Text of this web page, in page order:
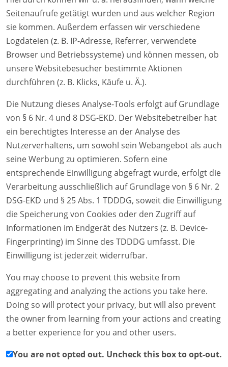
Seitenaufrufe getätigt wurden und aus welcher Region
sie kommen. Außerdem erfassen wir verschiedene
Logdateien (z. B. IP-Adresse, Referrer, verwendete
Browser und Betriebssysteme) und können messen, ob
unsere Websitebesucher bestimmte Aktionen
durchführen (z. B. Klicks, Käufe u. Ä.).
Die Nutzung dieses Analyse-Tools erfolgt auf Grundlage
von § 6 Nr. 4 und 8 DSG-EKD. Der Websitebetreiber hat
ein berechtigtes Interesse an der Analyse des
Nutzerverhaltens, um sowohl sein Webangebot als auch
seine Werbung zu optimieren. Sofern eine
entsprechende Einwilligung abgefragt wurde, erfolgt die
Verarbeitung ausschließlich auf Grundlage von § 6 Nr. 2
DSG-EKD und § 25 Abs. 1 TDDDG, soweit die Einwilligung
die Speicherung von Cookies oder den Zugriff auf
Informationen im Endgerät des Nutzers (z. B. Device-
Fingerprinting) im Sinne des TDDDG umfasst. Die
Einwilligung ist jederzeit widerrufbar.
You may choose to prevent this website from
aggregating and analyzing the actions you take here.
Doing so will protect your privacy, but will also prevent
the owner from learning from your actions and creating
a better experience for you and other users.
You are not opted out. Uncheck this box to opt-out.